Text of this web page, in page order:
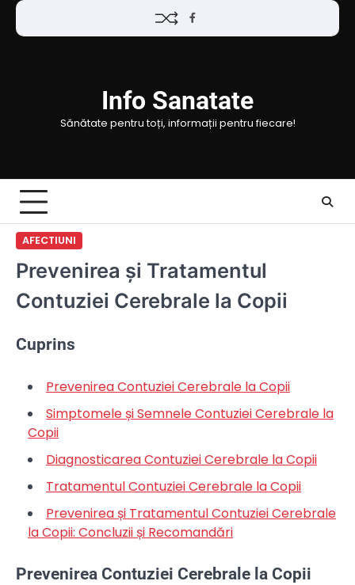
Skip
Facebook
Info Sanatate
Sănătate pentru toți, informații pentru fiecare!
AFECTIUNI
Prevenirea și Tratamentul
Contuziei Cerebrale la Copii
Cuprins
Prevenirea Contuziei Cerebrale la Copii
Simptomele și Semnele Contuziei Cerebrale la
Copii
Diagnosticarea Contuziei Cerebrale la Copii
Tratamentul Contuziei Cerebrale la Copii
Prevenirea și Tratamentul Contuziei Cerebrale
la Copii: Concluzii și Recomandări
Prevenirea Contuziei Cerebrale la Copii